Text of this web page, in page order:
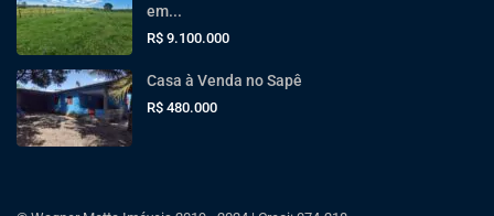
em...
R$ 9.100.000
Casa à Venda no Sapê
R$ 480.000